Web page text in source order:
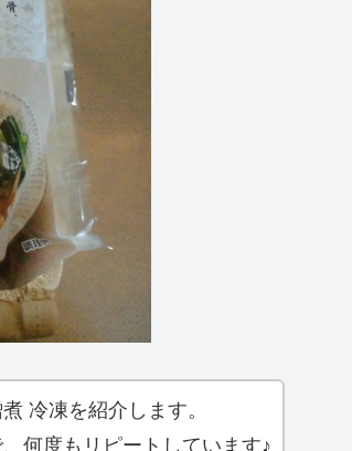
冷凍を紹介します。
何度もリピートしています♪